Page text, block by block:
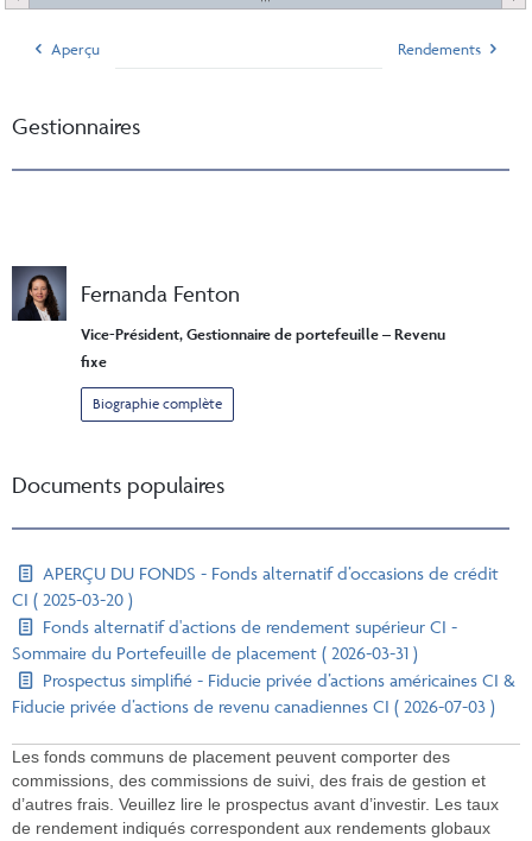
Aperçu Rendements
Gestionnaires
Fernanda Fenton
Vice-Président, Gestionnaire de portefeuille – Revenu
fixe
Biographie complète
Documents populaires
APERÇU DU FONDS - Fonds alternatif d’occasions de crédit
CI ( 2025-03-20 )
Fonds alternatif d'actions de rendement supérieur CI -
Sommaire du Portefeuille de placement ( 2026-03-31 )
Prospectus simplifié - Fiducie privée d’actions américaines CI &
Fiducie privée d’actions de revenu canadiennes CI ( 2026-07-03 )
Les fonds communs de placement peuvent comporter des
commissions, des commissions de suivi, des frais de gestion et
d’autres frais. Veuillez lire le prospectus avant d’investir. Les taux
de rendement indiqués correspondent aux rendements globaux